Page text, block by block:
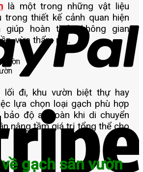
là một trong những vật liệu
trong thiết kế cảnh quan hiện
giúp hoàn thiện không gian
vừa thẩm mỹ.
lối đi, khu vườn biệt thự hay
lựa chọn loại gạch phù hợp
bảo độ an toàn khi di chuyển
nâng tầm giá trị tổng thể cho
gạch sân vườn